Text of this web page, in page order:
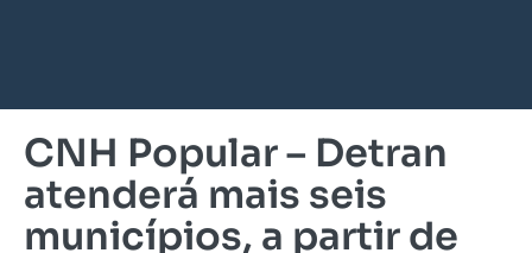
CNH Popular – Detran
atenderá mais seis
municípios, a partir de